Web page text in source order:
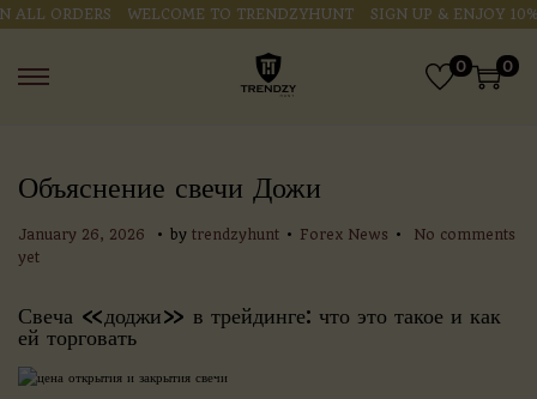
ORDERS WELCOME TO TRENDZYHUNT SIGN UP & ENJOY 10%
0 0
Объяснение свечи Дожи
P
o
e
d
o
n
January 26, 2026
a
2
. by trendzyhunt . P
e
Forex News .
No comments
yet
Свеча «‎доджи» в трейдинге: что это такое и как
ей торговать